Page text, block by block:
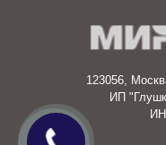
123056,
ИП